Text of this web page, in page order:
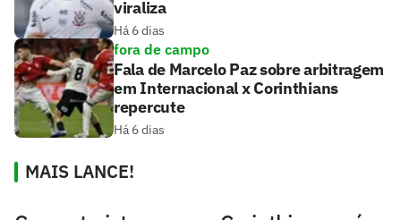
viraliza
Há 6 dias
fora de campo
Fala de Marcelo Paz sobre arbitragem
em Internacional x Corinthians
repercute
Há 6 dias
MAIS LANCE!